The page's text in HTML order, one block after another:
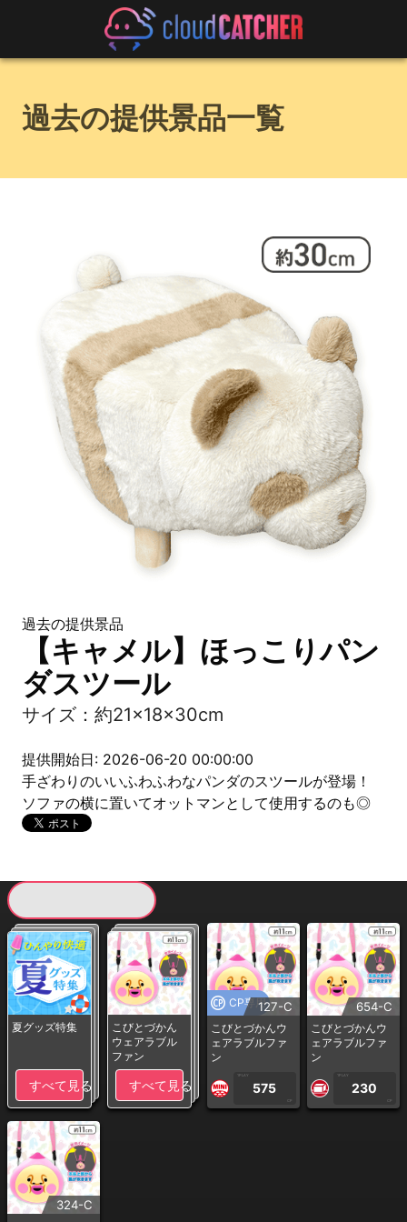
過去の提供景品一覧
過去の提供景品
【キャメル】ほっこりパン
ダスツール
サイズ：約21×18×30cm
提供開始日: 2026-06-20 00:00:00
手ざわりのいいふわふわなパンダのスツールが登場！
ソファの横に置いてオットマンとして使用するのも◎
夏グッズ特集
すべて見る
こびとづかん
ウェアラブル
ファン
すべて見る
CP専用127-C
こびとづかんウ
ェアラブルファ
ン
1PLAY
575
CP
654-C
こびとづかんウ
ェアラブルファ
ン
1PLAY
230
CP
324-C